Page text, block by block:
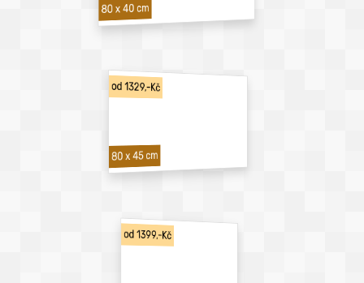
80 x 40 cm
od 1329,-Kč
80 x 45 cm
od 1399,-Kč